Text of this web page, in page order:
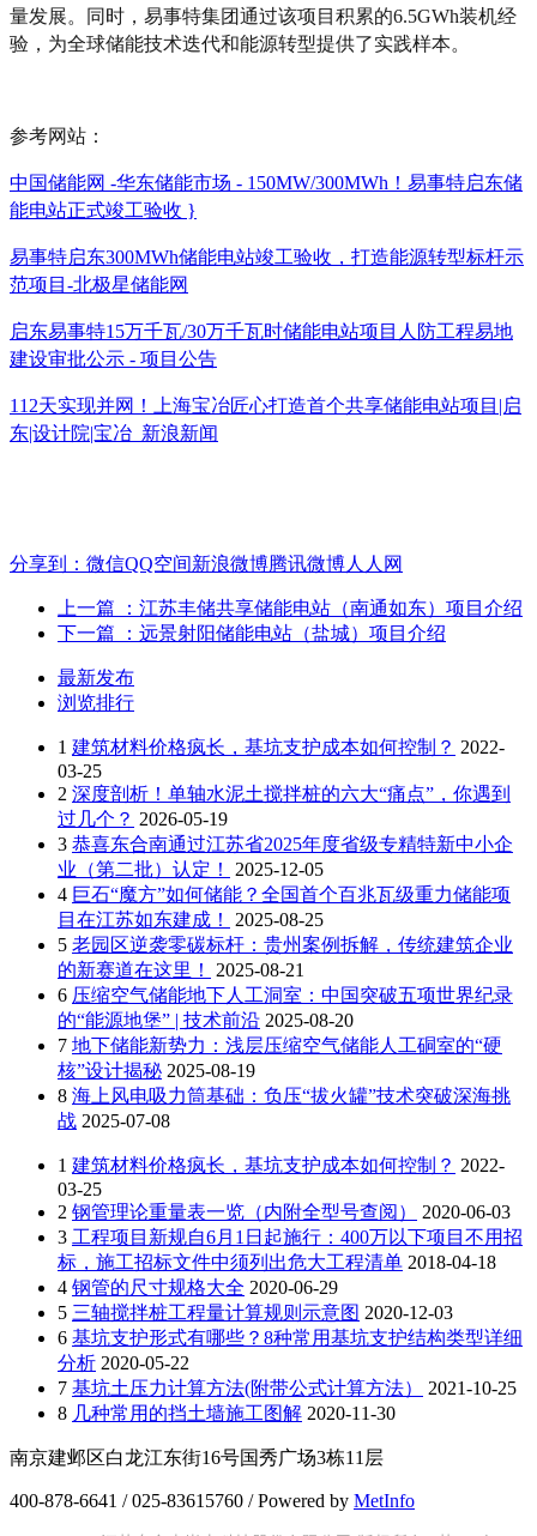
量发展。同时，易事特集团通过该项目积累的6.5GWh装机经
验，为全球储能技术迭代和能源转型提供了实践样本。
参考网站：
中国储能网 -华东储能市场 - 150MW/300MWh！易事特启东储
能电站正式竣工验收 }
易事特启东300MWh储能电站竣工验收，打造能源转型标杆示
范项目-北极星储能网
启东易事特15万千瓦/30万千瓦时储能电站项目人防工程易地
建设审批公示 - 项目公告
112天实现并网！上海宝冶匠心打造首个共享储能电站项目|启
东|设计院|宝冶_新浪新闻
分享到： 微信QQ空间新浪微博腾讯微博人人网
上一篇
：江苏丰储共享储能电站（南通如东）项目介绍
下一篇
：远景射阳储能电站（盐城）项目介绍
最新发布
浏览排行
1 建筑材料价格疯长，基坑支护成本如何控制？ 2022-
03-25
2 深度剖析！单轴水泥土搅拌桩的六大“痛点”，你遇到
过几个？ 2026-05-19
3 恭喜东合南通过江苏省2025年度省级专精特新中小企
业（第二批）认定！
2025-12-05
4 巨石“魔方”如何储能？全国首个百兆瓦级重力储能项
目在江苏如东建成！
2025-08-25
5 老园区逆袭零碳标杆：贵州案例拆解，传统建筑企业
的新赛道在这里！
2025-08-21
6 压缩空气储能地下人工洞室：中国突破五项世界纪录
的“能源地堡” | 技术前沿 2025-08-20
7 地下储能新势力：浅层压缩空气储能人工硐室的“硬
核”设计揭秘 2025-08-19
8 海上风电吸力筒基础：负压“拔火罐”技术突破深海挑
战 2025-07-08
1 建筑材料价格疯长，基坑支护成本如何控制？ 2022-
03-25
2 钢管理论重量表一览（内附全型号查阅）
2020-06-03
3 工程项目新规自6月1日起施行：400万以下项目不用招
标，施工招标文件中须列出危大工程清单 2018-04-18
4 钢管的尺寸规格大全 2020-06-29
5 三轴搅拌桩工程量计算规则示意图 2020-12-03
6 基坑支护形式有哪些？8种常用基坑支护结构类型详细
分析 2020-05-22
7 基坑土压力计算方法(附带公式计算方法）
2021-10-25
8 几种常用的挡土墙施工图解 2020-11-30
南京建邺区白龙江东街16号国秀广场3栋11层
400-878-6641 / 025-83615760 / Powered by MetInfo